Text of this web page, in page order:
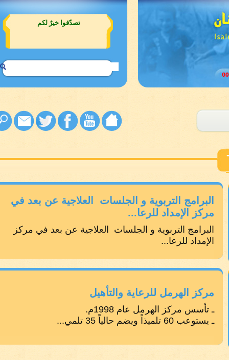
تصدّقوا خيرٌ لكم
البرامج التربوية و الجلسات العلاجية عن بعد في
مركز الإمداد للرعا...
البرامج التربوية و الجلسات العلاجية عن بعد في مركز
الإمداد للرعا...
مركز الهرمل للرعاية والتأهيل
ـ تأسس مركز الهرمل عام 1998م.
ـ يستوعب 60 تلميذاً ويضم حالياً 35 تلمي...